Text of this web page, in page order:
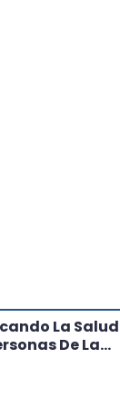
La Salud
De La